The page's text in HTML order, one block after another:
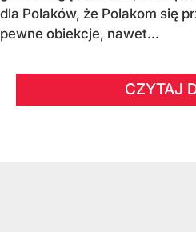
dla Polaków, że Polakom się
pewne obiekcje, nawet...
CZYTAJ